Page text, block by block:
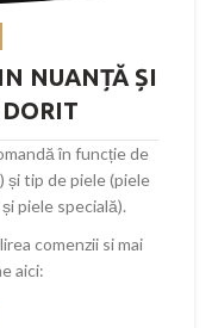
NUANȚĂ ȘI
în funcție de
și tip de piele (piele
piele specială).
comenzii si mai
aici: